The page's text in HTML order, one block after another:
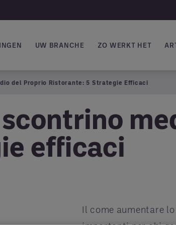
UW BRANCHE ZO WERKT HET
del Proprio Ristorante: 5 Strategie Efficaci
efficaci
Il come aumentare